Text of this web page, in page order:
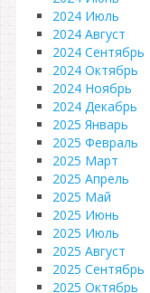
2024 Июль
2024 Август
2024 Сентябрь
2024 Октябрь
2024 Ноябрь
2024 Декабрь
2025 Январь
2025 Февраль
2025 Март
2025 Апрель
2025 Май
2025 Июнь
2025 Июль
2025 Август
2025 Сентябрь
2025 Октябрь